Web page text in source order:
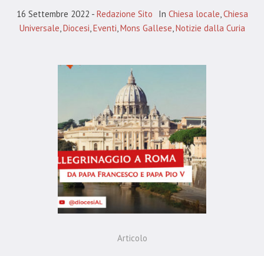
16 Settembre 2022 Redazione Sito In Chiesa locale Chiesa
Universale Diocesi Eventi Mons Gallese Notizie dalla Curia
Articolo